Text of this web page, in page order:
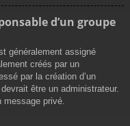
d’un groupe
généralement assigné
créés par un
par la création d’un
être un administrateur.
privé.